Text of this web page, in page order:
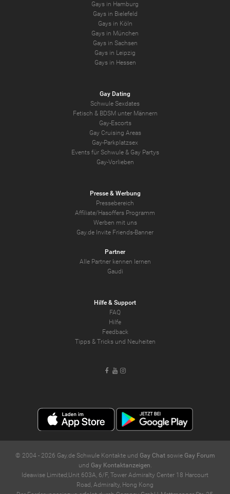
Gays in Hamburg
Gays in Bielefeld
Gays in Köln
Gays in München
Gays in Sachsen
Gays in Leipzig
Gays in Hessen
Gay Dating
Schwule Sexdates
Fetisch & BDSM unter Männern
Gay-Escorts
Gay Cruising Areas
Gay-Parkplatzsex
Events für Schwule & Gay Partys
Gay-Vorlieben
Presse & Werbung
Pressebereich
Affiliate/Hasoffers Programm
Werben mit uns
Gay.de Invite Friends-Banner
Partner
Alle Partner kennen lernen
Gaudi
Hilfe & Support
FAQ
Hilfe
Feedback
Tipps & Tricks und Neuheiten
Facebook
YoutubeInstagram
© 2004 - 2026 Gay.de Schwule Kontakte und Gay Chatsowie Gay Forum
und Gay Kontaktanzeigen.
Ideawise Limited;Unit 603A, 6/F, Tower Admiralty Center 18 Harcourt
Road, Admiralty, Hong Kong